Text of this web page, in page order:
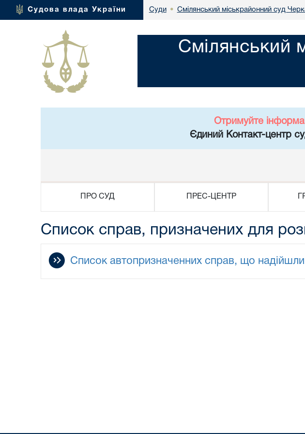
Судова влада України Суди • Смілянський міськрайонний суд
Смілянський
Отримуйте
Єдиний Контакт-центр
ПРО СУД ПРЕС-ЦЕНТР
Список справ, призначених для
Список автопризначенних справ, що